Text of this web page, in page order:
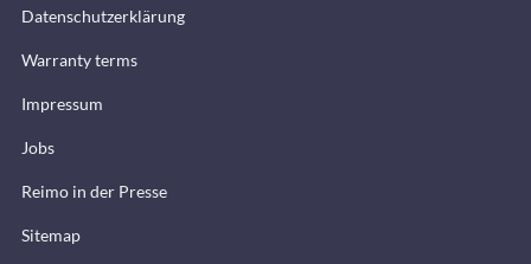
Datenschutzerklärung
Warranty terms
Impressum
Jobs
Reimo in der Presse
Sitemap